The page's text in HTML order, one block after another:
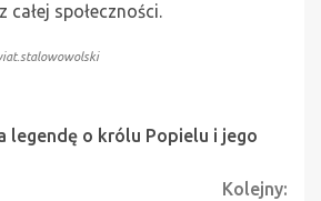
społeczności.
legendę o królu Popielu i jego
Kolejny: